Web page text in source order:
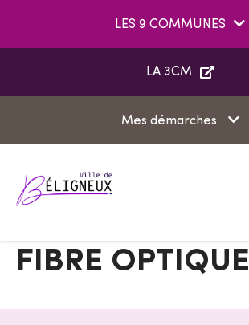
LES 9 COMMUNES
LA 3CM
Mes démarches
FIBRE OPTIQUE